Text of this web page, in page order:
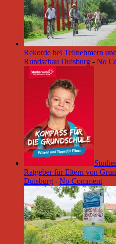
Rekorde bei Teilnehmern
Rundschau Duisburg - No
Ratgeber für Eltern von
Duisburg - No Comment